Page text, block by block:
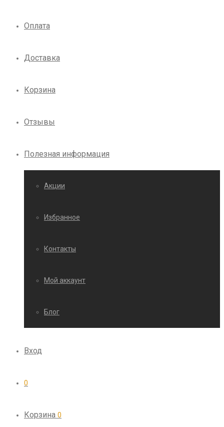
Оплата
Доставка
Корзина
Отзывы
Полезная информация
Акции
Избранное
Контакты
Мой аккаунт
Блог
Вход
0
Корзина 0